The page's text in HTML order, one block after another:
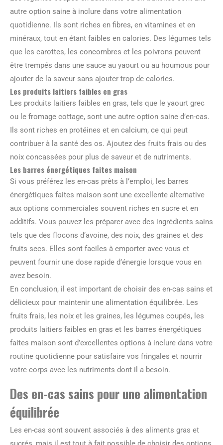
autre option saine à inclure dans votre alimentation
quotidienne. Ils sont riches en fibres, en vitamines et en
minéraux, tout en étant faibles en calories. Des légumes tels
que les carottes, les concombres et les poivrons peuvent
être trempés dans une sauce au yaourt ou au houmous pour
ajouter de la saveur sans ajouter trop de calories.
Les produits laitiers faibles en gras
Les produits laitiers faibles en gras, tels que le yaourt grec
ou le fromage cottage, sont une autre option saine d’en-cas.
Ils sont riches en protéines et en calcium, ce qui peut
contribuer à la santé des os. Ajoutez des fruits frais ou des
noix concassées pour plus de saveur et de nutriments.
Les barres énergétiques faites maison
Si vous préférez les en-cas prêts à l’emploi, les barres
énergétiques faites maison sont une excellente alternative
aux options commerciales souvent riches en sucre et en
additifs. Vous pouvez les préparer avec des ingrédients sains
tels que des flocons d’avoine, des noix, des graines et des
fruits secs. Elles sont faciles à emporter avec vous et
peuvent fournir une dose rapide d’énergie lorsque vous en
avez besoin.
En conclusion, il est important de choisir des en-cas sains et
délicieux pour maintenir une alimentation équilibrée. Les
fruits frais, les noix et les graines, les légumes coupés, les
produits laitiers faibles en gras et les barres énergétiques
faites maison sont d’excellentes options à inclure dans votre
routine quotidienne pour satisfaire vos fringales et nourrir
votre corps avec les nutriments dont il a besoin.
Des en-cas sains pour une alimentation
équilibrée
Les en-cas sont souvent associés à des aliments gras et